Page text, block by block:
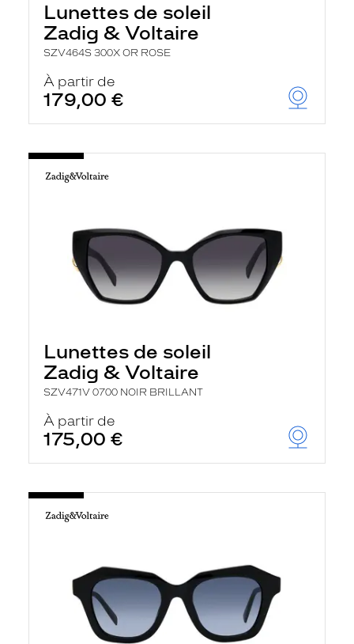
Lunettes de soleil
Zadig & Voltaire
SZV464S 300X OR ROSE
À partir de
179,00 €
Lunettes de soleil
Zadig & Voltaire
SZV471V 0700 NOIR BRILLANT
À partir de
175,00 €